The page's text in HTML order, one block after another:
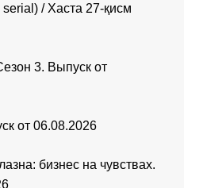
/ Хаста 27-қисм
3. Выпуск от
от 06.08.2026
бизнес на чувствах.